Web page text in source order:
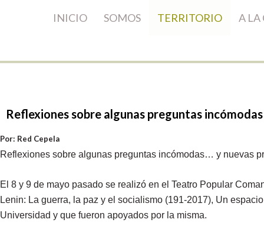
INICIO SOMOS TERRITORIO A LA
Reflexionessobre algunas preguntas incómodas
Por: Red Cepela
Reflexiones sobre algunas preguntas incómodas… y nuevas
El 8 y 9 de mayo pasado se realizó en el Teatro Popular
Lenin: La guerra, la paz y el socialismo (191-2017), Un
Universidad y que fueron apoyados por la misma.